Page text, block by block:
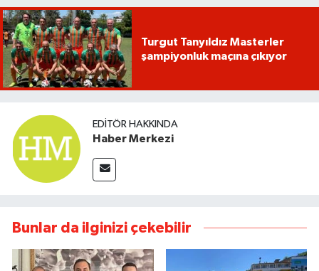
Turgut Tanyıldız Masterler
şampiyonluk maçına çıkıyor
EDITÖR HAKKINDA
Haber Merkezi
Bunlar da ilginizi çekebilir